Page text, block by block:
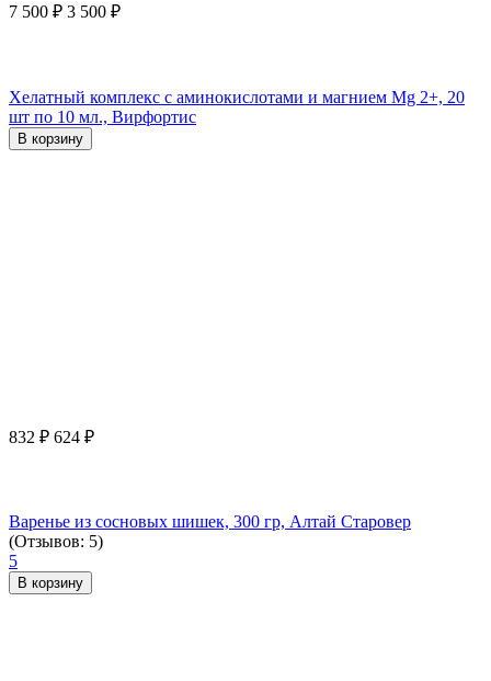
7 500 ₽ 3 500 ₽
Хелатный комплекс с аминокислотами и магнием Mg 2+, 20
шт по 10 мл., Вирфортис
В корзину
832 ₽ 624 ₽
Варенье из сосновых шишек, 300 гр, Алтай Старовер
(Отзывов: 5)
5
В корзину